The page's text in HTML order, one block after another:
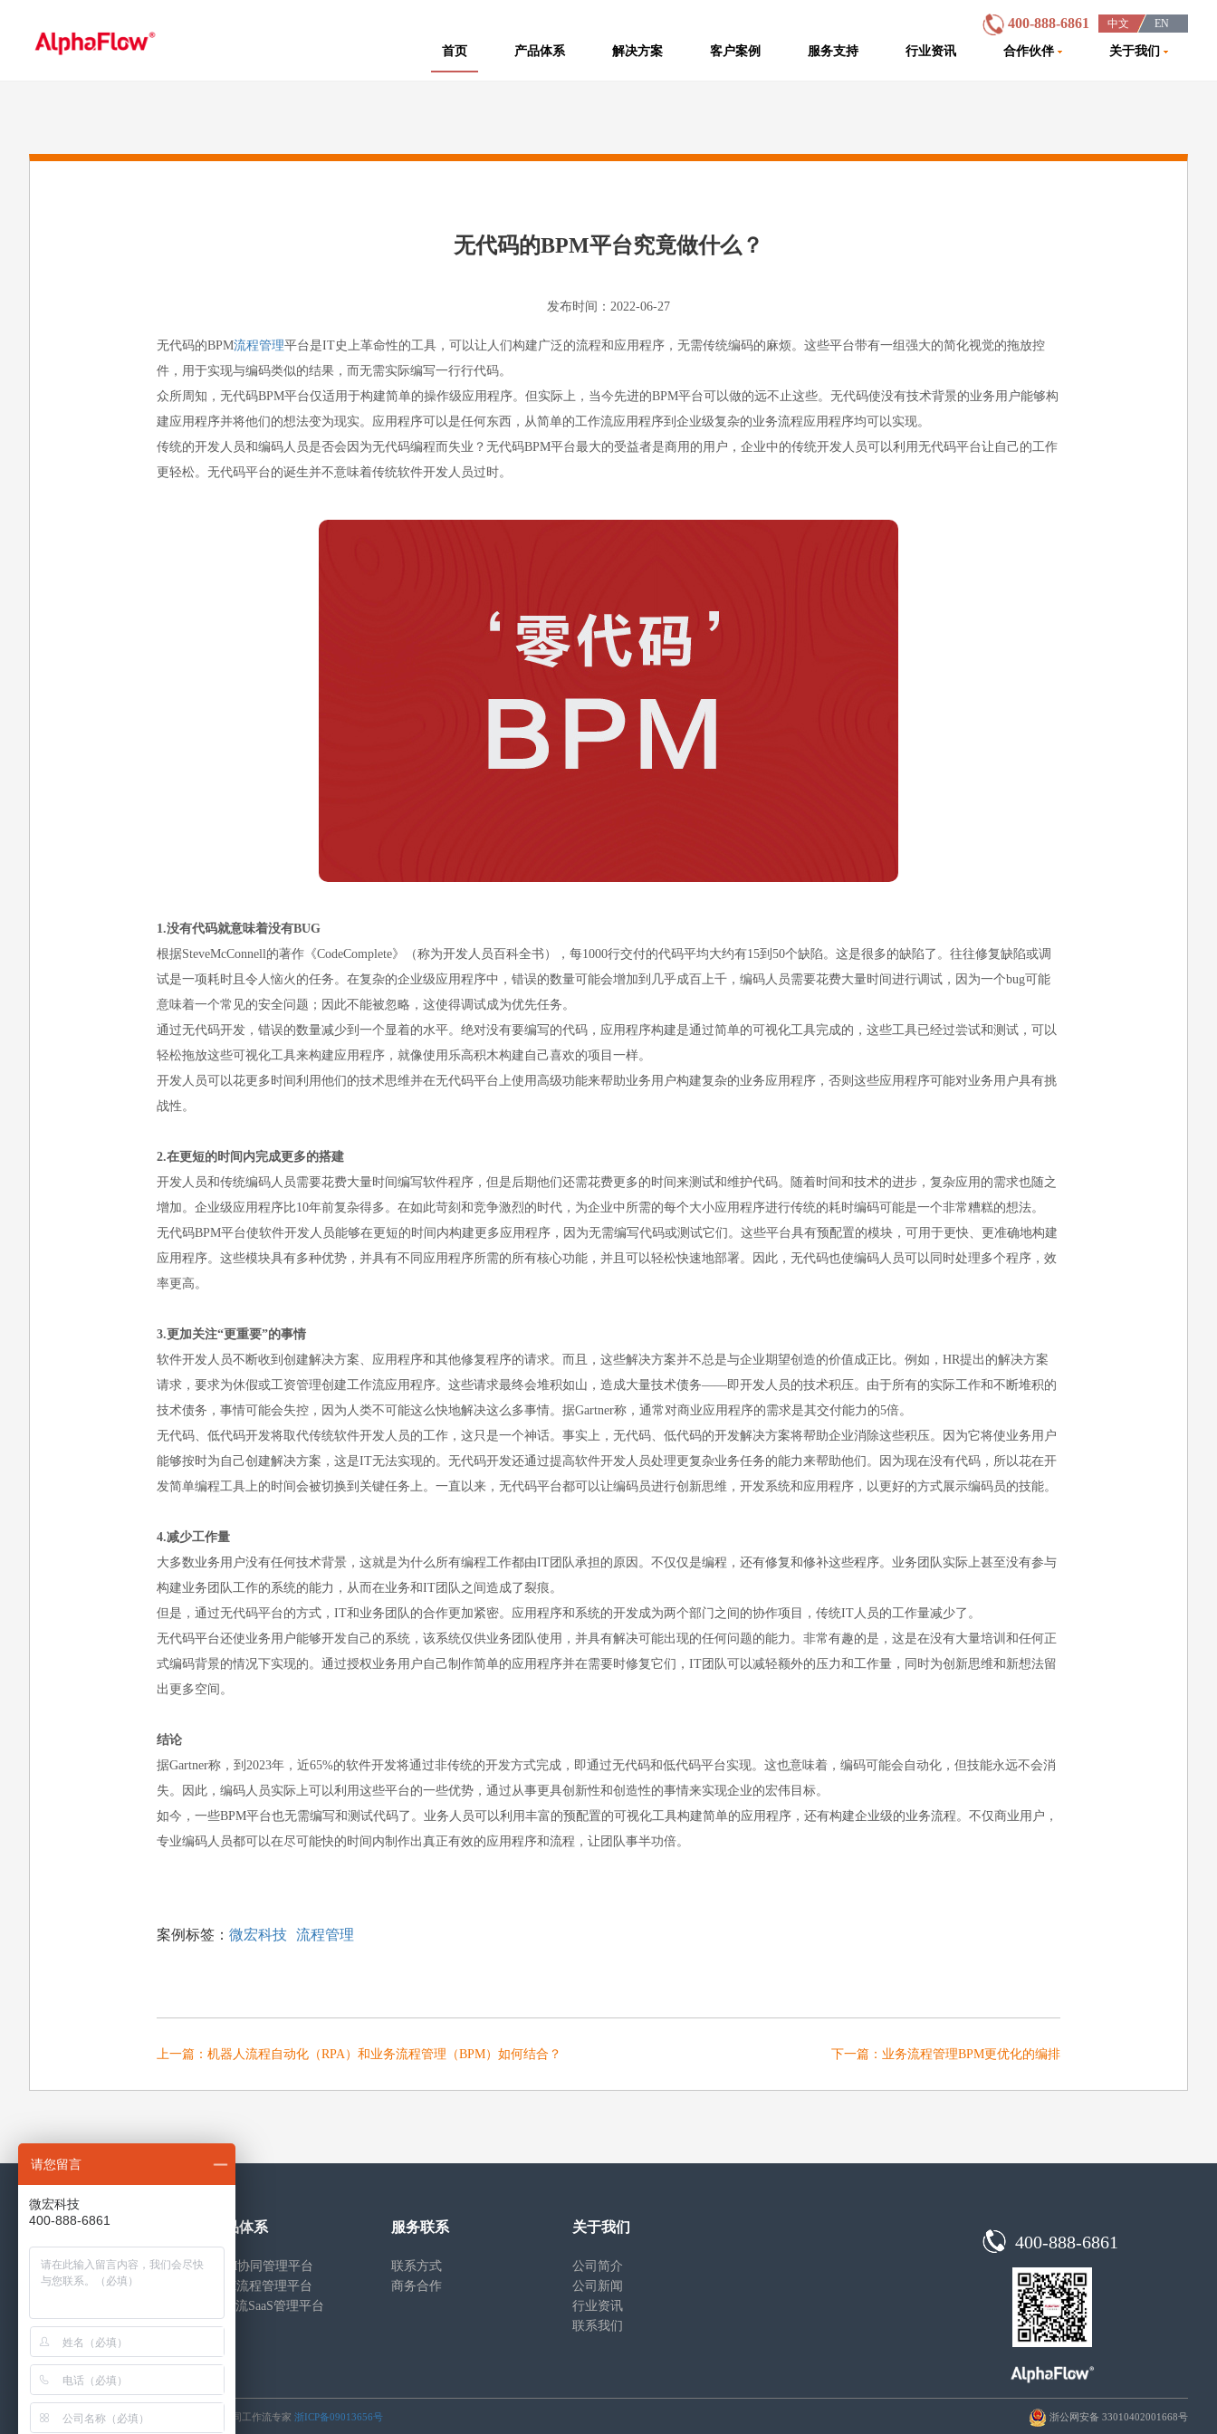
400-888-6861 中文 EN
首页 产品体系 解决方案 客户案例 服务支持 行业资讯 合作伙伴 关于我们
无代码的BPM平台究竟做什么？
发布时间：2022-06-27
无代码的BPM流程管理平台是IT史上革命性的工具，可以让人们构建广泛的流程和应用程序，无需传统编码的麻烦。这些平台带有一组强大的简化视觉的拖放控
件，用于实现与编码类似的结果，而无需实际编写一行行代码。
众所周知，无代码BPM平台仅适用于构建简单的操作级应用程序。但实际上，当今先进的BPM平台可以做的远不止这些。无代码使没有技术背景的业务用户能够构
建应用程序并将他们的想法变为现实。应用程序可以是任何东西，从简单的工作流应用程序到企业级复杂的业务流程应用程序均可以实现。
传统的开发人员和编码人员是否会因为无代码编程而失业？无代码BPM平台最大的受益者是商用的用户，企业中的传统开发人员可以利用无代码平台让自己的工作
更轻松。无代码平台的诞生并不意味着传统软件开发人员过时。
1.没有代码就意味着没有BUG
根据SteveMcConnell的著作《CodeComplete》（称为开发人员百科全书），每1000行交付的代码平均大约有15到50个缺陷。这是很多的缺陷了。往往修复缺陷或调
试是一项耗时且令人恼火的任务。在复杂的企业级应用程序中，错误的数量可能会增加到几乎成百上千，编码人员需要花费大量时间进行调试，因为一个bug可能
意味着一个常见的安全问题；因此不能被忽略，这使得调试成为优先任务。
通过无代码开发，错误的数量减少到一个显着的水平。绝对没有要编写的代码，应用程序构建是通过简单的可视化工具完成的，这些工具已经过尝试和测试，可以
轻松拖放这些可视化工具来构建应用程序，就像使用乐高积木构建自己喜欢的项目一样。
开发人员可以花更多时间利用他们的技术思维并在无代码平台上使用高级功能来帮助业务用户构建复杂的业务应用程序，否则这些应用程序可能对业务用户具有挑
战性。
2.在更短的时间内完成更多的搭建
开发人员和传统编码人员需要花费大量时间编写软件程序，但是后期他们还需花费更多的时间来测试和维护代码。随着时间和技术的进步，复杂应用的需求也随之
增加。企业级应用程序比10年前复杂得多。在如此苛刻和竞争激烈的时代，为企业中所需的每个大小应用程序进行传统的耗时编码可能是一个非常糟糕的想法。
无代码BPM平台使软件开发人员能够在更短的时间内构建更多应用程序，因为无需编写代码或测试它们。这些平台具有预配置的模块，可用于更快、更准确地构建
应用程序。这些模块具有多种优势，并具有不同应用程序所需的所有核心功能，并且可以轻松快速地部署。因此，无代码也使编码人员可以同时处理多个程序，效
率更高。
3.更加关注“更重要”的事情
软件开发人员不断收到创建解决方案、应用程序和其他修复程序的请求。而且，这些解决方案并不总是与企业期望创造的价值成正比。例如，HR提出的解决方案
请求，要求为休假或工资管理创建工作流应用程序。这些请求最终会堆积如山，造成大量技术债务——即开发人员的技术积压。由于所有的实际工作和不断堆积的
技术债务，事情可能会失控，因为人类不可能这么快地解决这么多事情。据Gartner称，通常对商业应用程序的需求是其交付能力的5倍。
无代码、低代码开发将取代传统软件开发人员的工作，这只是一个神话。事实上，无代码、低代码的开发解决方案将帮助企业消除这些积压。因为它将使业务用户
能够按时为自己创建解决方案，这是IT无法实现的。无代码开发还通过提高软件开发人员处理更复杂业务任务的能力来帮助他们。因为现在没有代码，所以花在开
发简单编程工具上的时间会被切换到关键任务上。一直以来，无代码平台都可以让编码员进行创新思维，开发系统和应用程序，以更好的方式展示编码员的技能。
4.减少工作量
大多数业务用户没有任何技术背景，这就是为什么所有编程工作都由IT团队承担的原因。不仅仅是编程，还有修复和修补这些程序。业务团队实际上甚至没有参与
构建业务团队工作的系统的能力，从而在业务和IT团队之间造成了裂痕。
但是，通过无代码平台的方式，IT和业务团队的合作更加紧密。应用程序和系统的开发成为两个部门之间的协作项目，传统IT人员的工作量减少了。
无代码平台还使业务用户能够开发自己的系统，该系统仅供业务团队使用，并具有解决可能出现的任何问题的能力。非常有趣的是，这是在没有大量培训和任何正
式编码背景的情况下实现的。通过授权业务用户自己制作简单的应用程序并在需要时修复它们，IT团队可以减轻额外的压力和工作量，同时为创新思维和新想法留
出更多空间。
结论
据Gartner称，到2023年，近65%的软件开发将通过非传统的开发方式完成，即通过无代码和低代码平台实现。这也意味着，编码可能会自动化，但技能永远不会消
失。因此，编码人员实际上可以利用这些平台的一些优势，通过从事更具创新性和创造性的事情来实现企业的宏伟目标。
如今，一些BPM平台也无需编写和测试代码了。业务人员可以利用丰富的预配置的可视化工具构建简单的应用程序，还有构建企业级的业务流程。不仅商业用户，
专业编码人员都可以在尽可能快的时间内制作出真正有效的应用程序和流程，让团队事半功倍。
案例标签： 微宏科技 流程管理
上一篇： 机器人流程自动化（RPA）和业务流程管理（BPM）如何结合？ 下一篇： 业务流程管理BPM更优化的编排
通用解决方案
行政事务管理
流程管理Workflow & BPM
信息门户 Portal
移动应用 Mobile
项目管理 Project
产品体系
ECM协同管理平台
BPM流程管理平台
工作流SaaS管理平台
服务联系
联系方式
商务合作
关于我们
公司简介
公司新闻
行业资讯
联系我们
400-888-6861
©2022 工作流,BPM,流程管理,流程管理软件,协同工作流专家 浙ICP备09013656号 浙公网安备 33010402001668号
请您留言
微宏科技
400-888-6861